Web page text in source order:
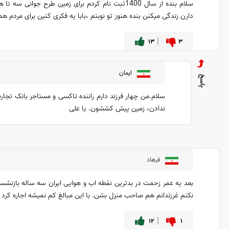
سلام بنده از سال 1400ثبت نام کردم برای زمین
دارن زندگی میکنن بنده هنوز تو نوبتم ،بابا یه فکری کنین برای
۳ ۱۳
ایمان
ندادن، زمین پیش کششون. یا علی
فرهاد
بعد یه عمر زحمت در بدترین نقطه اب و هوایی ایران سه ساله
نکنم غرزندانم هم صاحب منزل بشن. با این مبالغ کم نمیشه اجاره
۱ ۱۲